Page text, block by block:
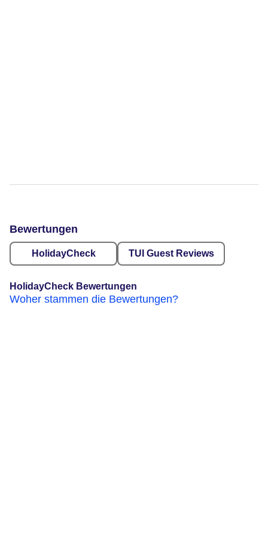
Bewertungen
HolidayCheck TUI Guest Reviews
HolidayCheck Bewertungen
Woher stammen die Bewertungen?